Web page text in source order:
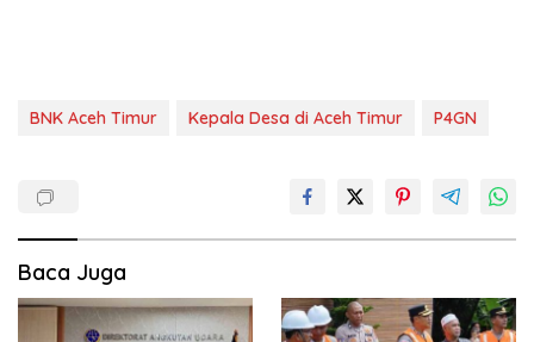
BNK Aceh Timur Kepala Desa di Aceh Timur P4GN
Baca Juga